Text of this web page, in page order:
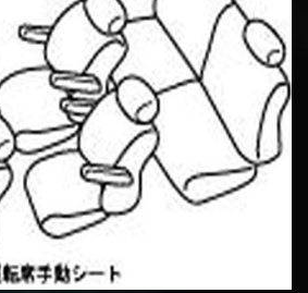
⑪Black ⑫Ivory
⑧Orange ⑨Pink
⑪Black
⑤Dark Brown ⑥Yellow
⑧Orange ⑨Pink
⑤Ivory ⑥Red
⑧Yellow ⑨Orange
⑤Ivory ⑥Red
⑧Yellow ⑨Orange